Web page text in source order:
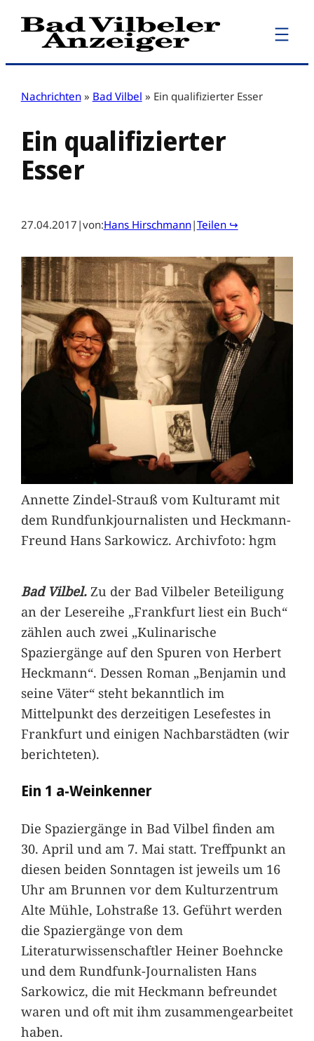
Zum
Inhalt
Nachrichten » Bad Vilbel » Ein qualifizierter Esser
Ein qualifizierter
Esser
27.04.2017 |von:Hans Hirschmann|Teilen ↪
Annette Zindel-Strauß vom Kulturamt mit
dem Rundfunkjournalisten und Heckmann-
Freund Hans Sarkowicz. Archivfoto: hgm
Bad Vilbel. Zu der Bad Vilbeler Beteiligung
an der Lesereihe „Frankfurt liest ein Buch“
zählen auch zwei „Kulinarische
Spaziergänge auf den Spuren von Herbert
Heckmann“. Dessen Roman „Benjamin und
seine Väter“ steht bekanntlich im
Mittelpunkt des derzeitigen Lesefestes in
Frankfurt und einigen Nachbarstädten (wir
berichteten).
Ein 1 a-Weinkenner
Die Spaziergänge in Bad Vilbel finden am
30. April und am 7. Mai statt. Treffpunkt an
diesen beiden Sonntagen ist jeweils um 16
Uhr am Brunnen vor dem Kulturzentrum
Alte Mühle, Lohstraße 13. Geführt werden
die Spaziergänge von dem
Literaturwissenschaftler Heiner Boehncke
und dem Rundfunk-Journalisten Hans
Sarkowicz, die mit Heckmann befreundet
waren und oft mit ihm zusammengearbeitet
haben.